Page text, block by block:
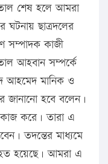
শেষ হলে আমরা
ছাত্রদলের
সম্পাদক কাজী
আহবান সম্পর্কে
আহমেদ মানিক ও
জানানো হবে বলেন।
করে। তারা এ
তদন্তের মাধ্যমে
হয়েছে। আমরা এ